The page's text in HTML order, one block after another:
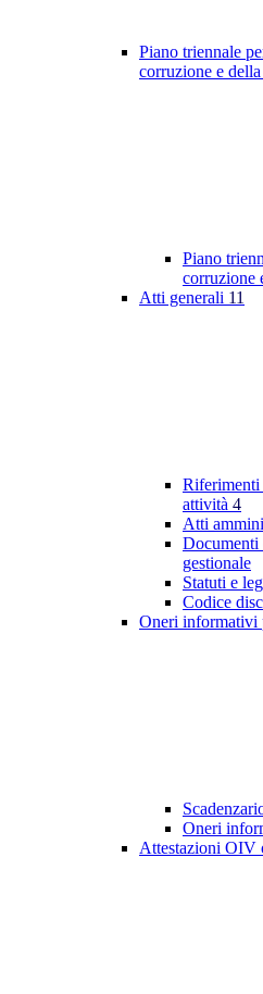
Piano triennale
corruzione e della
Piano
corruzione
Atti generali 11
Riferimenti
attività 4
Atti
Documenti
gestionale
Statuti e
Codice
Oneri informativi
Oneri
Attestazioni OIV